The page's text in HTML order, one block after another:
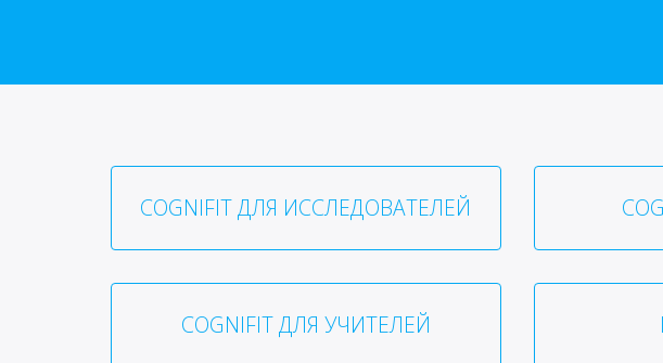
COGNIFIT ДЛЯ ИССЛЕДОВАТЕЛЕЙ
COGNIFIT ДЛЯ УЧИТЕЛЕЙ